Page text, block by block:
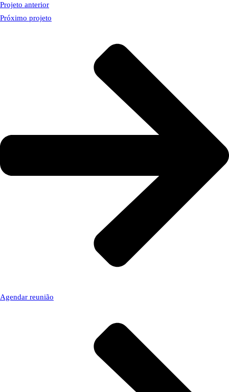
Projeto anterior
Próximo projeto
Agendar reunião